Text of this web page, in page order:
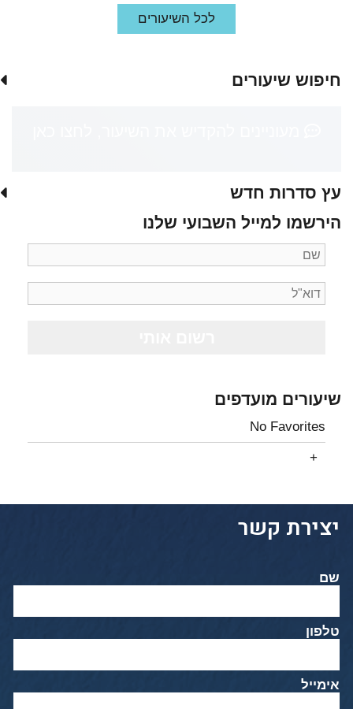
לכל השיעורים
חיפוש שיעורים
עץ סדרות חדש
הירשמו למייל השבועי שלנו
שיעורים מועדפים
No Favorites
יצירת קשר
שם
טלפון
אימייל